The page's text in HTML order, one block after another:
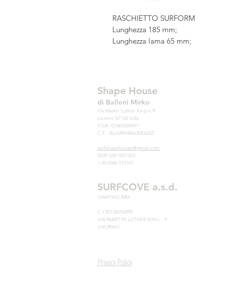
RASCHIETTO SURFORM
Lunghezza 185 mm;
Lunghezza lama 65 mm;
Shape House
di Balloni Mirko
Via Martin Luther King n.9
Livorno 57128 Italia
P.IVA: 01865080491
C.F.: BLLMRK80A30E625Z
surfshapehouse@gmail.com
0039 320 1821423
+39 0586 515101
SURFCOVE a.s.d.
SHAPING BAY
C.f 92138250490
VIA MARTIN LUTHER KING , 9
LIVORNO
Privacy Policy